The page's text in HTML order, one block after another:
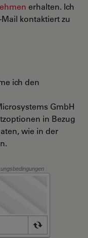
erhalten. Ich
kontaktiert zu
ich den
GmbH
in Bezug
wie in der